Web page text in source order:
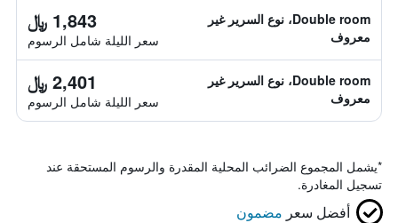
Double room، نوع السرير غير
معروف
1,843 ﷼
سعر الليلة شامل الرسوم
Double room، نوع السرير غير
معروف
2,401 ﷼
سعر الليلة شامل الرسوم
*يشمل المجموع الضرائب المحلية المقدرة والرسوم المستحقة عند
تسجيل المغادرة.
أفضل سعر مضمون